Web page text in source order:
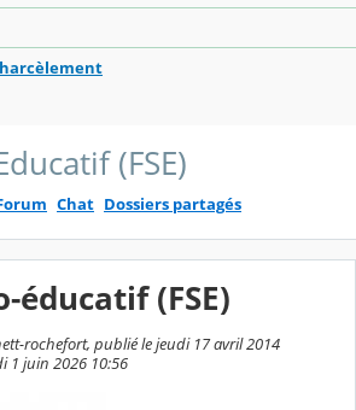
(FSE)
Chat Dossiers partagés
éducatif (FSE)
rochefort, publié le jeudi 17 avril 2014
1 juin 2026 10:56